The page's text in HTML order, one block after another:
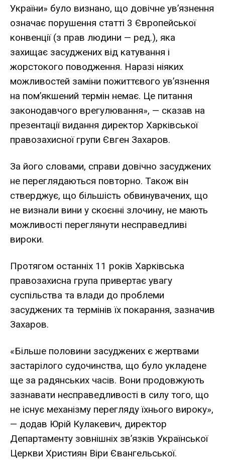
України» було визнано, що довічне ув’язнення
означає порушення статті 3 Європейської
конвенції (з прав людини — ред.), яка
захищає засуджених від катування і
жорстокого поводження. Наразі ніяких
можливостей заміни пожиттєвого ув’язнення
на пом’якшений термін немає. Це питання
законодавчого врегулювання», — сказав на
презентації видання директор Харківської
правозахисної групи Євген Захаров.
За його словами, справи довічно засуджених
не переглядаються повторно. Також він
стверджує, що більшість обвинувачених, що
не визнали вини у скоєнні злочину, не мають
можливості переглянути несправедливі
вироки.
Протягом останніх 11 років Харківська
правозахисна група привертає увагу
суспільства та влади до проблеми
засуджених та термінів їх покарання, зазначив
Захаров.
«Більше половини засуджених є жертвами
застарілого судочинства, що було укладене
ще за радянських часів. Вони продовжують
зазнавати несправедливості в силу того, що
не існує механізму перегляду їхнього вироку»,
— додав Юрій Кулакевич, директор
Департаменту зовнішніх зв’язків Української
Церкви Християн Віри Євангельської.